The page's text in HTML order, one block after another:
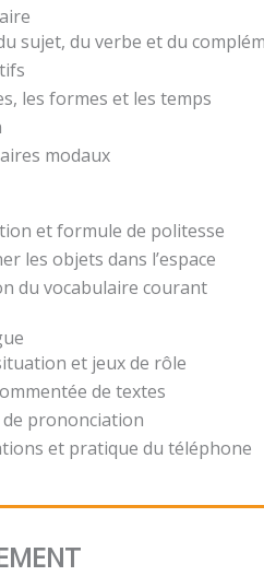
sujet, du verbe et du
les formes et les temps
modaux
et formule de politesse
les objets dans l’espace
du vocabulaire courant
et jeux de rôle
de textes
de prononciation
et pratique du téléphone